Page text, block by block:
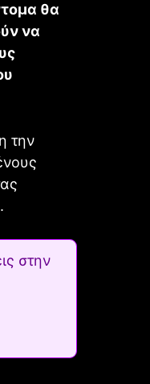
θα
να
την
στην